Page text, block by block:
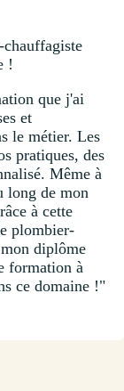
!
que j'ai
et
le métier. Les
pratiques, des
Même à
long de mon
à cette
plombier-
diplôme
formation à
ce domaine !"